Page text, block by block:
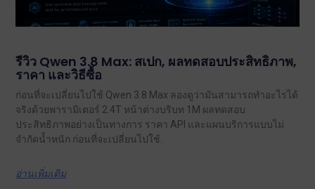
รีวิว Qwen 3.8 Max: สเปก, ผลทดสอบประสิทธิภาพ,
ราคา และวิธีซื้อ
ก่อนที่จะเปลี่ยนไปใช้ Qwen 3.8 Max ลองดูว่ามันสามารถทำอะไรได้
จริงด้วยพารามิเตอร์ 2.4T หน้าต่างบริบท 1M ผลทดสอบ
ประสิทธิภาพอย่างเป็นทางการ ราคา API และแผนบริการแบบไม่
จำกัดน้ำหนัก ก่อนที่จะเปลี่ยนไปใช้.
อ่านเพิ่มเติม